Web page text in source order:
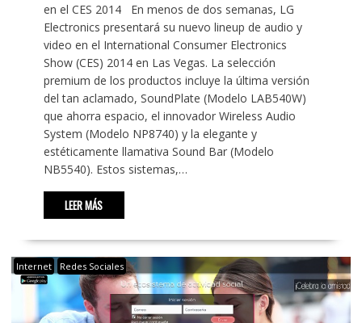
en el CES 2014 En menos de dos semanas, LG
Electronics presentará su nuevo lineup de audio y
video en el International Consumer Electronics
Show (CES) 2014 en Las Vegas. La selección
premium de los productos incluye la última versión
del tan aclamado, SoundPlate (Modelo LAB540W)
que ahorra espacio, el innovador Wireless Audio
System (Modelo NP8740) y la elegante y
estéticamente llamativa Sound Bar (Modelo
NB5540). Estos sistemas,…
LEER MÁS
Internet Redes Sociales